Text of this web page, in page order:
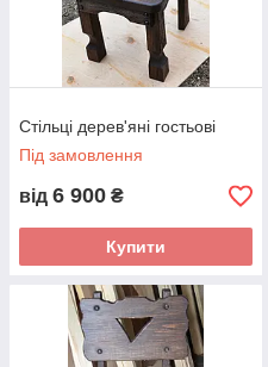
Стільці дерев'яні гостьові
Під замовлення
від 6 900 ₴
Купити